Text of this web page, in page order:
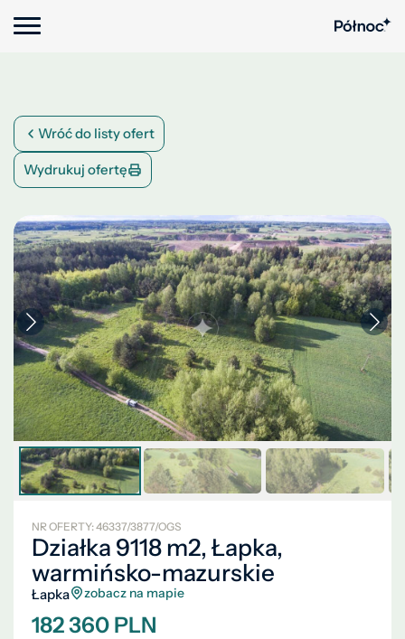
Wróć do listy ofert
Wydrukuj ofertę
NR OFERTY: 46337/3877/OGS
Działka 9118 m2, Łapka,
warmińsko-mazurskie
Łapka zobacz na mapie
182 360 PLN